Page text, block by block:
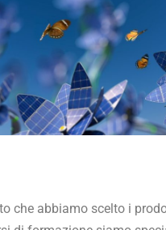
che abbiamo scelto i